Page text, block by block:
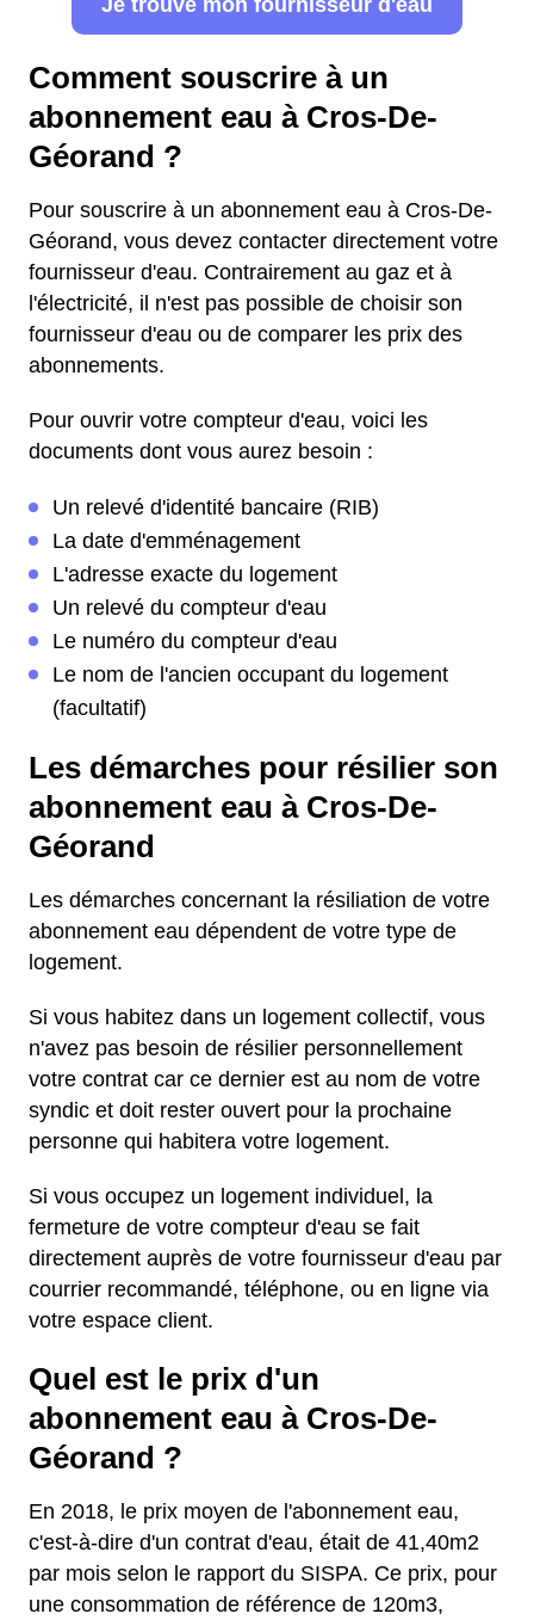
Je trouve mon fournisseur d'eau
Comment souscrire à un
abonnement eau à Cros-De-
Géorand ?
Pour souscrire à un abonnement eau à Cros-De-
Géorand, vous devez contacter directement votre
fournisseur d'eau. Contrairement au gaz et à
l'électricité, il n'est pas possible de choisir son
fournisseur d'eau ou de comparer les prix des
abonnements.
Pour ouvrir votre compteur d'eau, voici les
documents dont vous aurez besoin :
Un relevé d'identité bancaire (RIB)
La date d'emménagement
L'adresse exacte du logement
Un relevé du compteur d'eau
Le numéro du compteur d'eau
Le nom de l'ancien occupant du logement
(facultatif)
Les démarches pour résilier son
abonnement eau à Cros-De-
Géorand
Les démarches concernant la résiliation de votre
abonnement eau dépendent de votre type de
logement.
Si vous habitez dans un logement collectif, vous
n'avez pas besoin de résilier personnellement
votre contrat car ce dernier est au nom de votre
syndic et doit rester ouvert pour la prochaine
personne qui habitera votre logement.
Si vous occupez un logement individuel, la
fermeture de votre compteur d'eau se fait
directement auprès de votre fournisseur d'eau par
courrier recommandé, téléphone, ou en ligne via
votre espace client.
Quel est le prix d'un
abonnement eau à Cros-De-
Géorand ?
En 2018, le prix moyen de l'abonnement eau,
c'est-à-dire d'un contrat d'eau, était de 41,40m2
par mois selon le rapport du SISPA. Ce prix, pour
une consommation de référence de 120m3,